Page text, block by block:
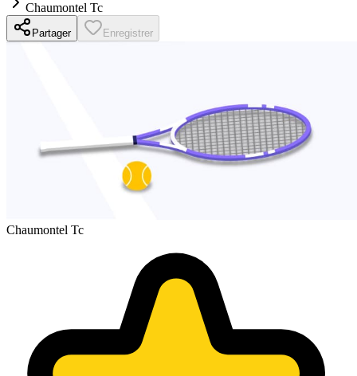
Chaumontel Tc
Partager Enregistrer
Chaumontel Tc